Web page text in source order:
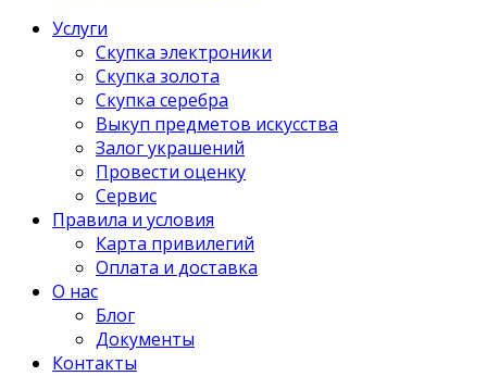
Услуги
Скупка электроники
Скупка золота
Скупка серебра
Выкуп предметов искусства
Залог украшений
Провести оценку
Сервис
Правила и условия
Карта привилегий
Оплата и доставка
О нас
Блог
Документы
Контакты